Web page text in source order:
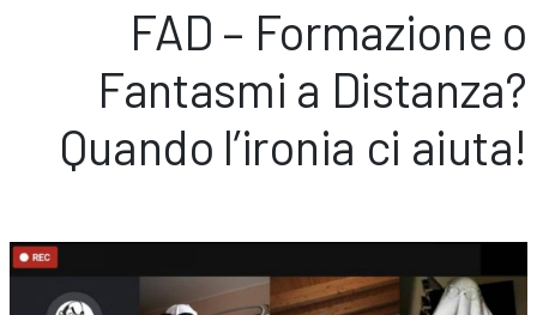
FAD – Formazione o
Fantasmi a Distanza?
Quando l’ironia ci aiuta!